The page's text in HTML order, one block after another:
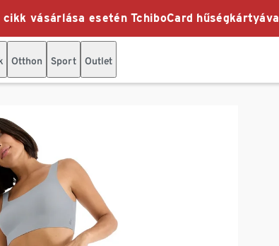
vásárlása esetén TchiboCard
Otthon Sport Outlet